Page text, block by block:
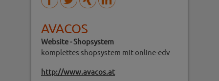
AVACOS
Website - Shopsystem
komplettes shopsystem mit online-edv
http://www.avacos.at